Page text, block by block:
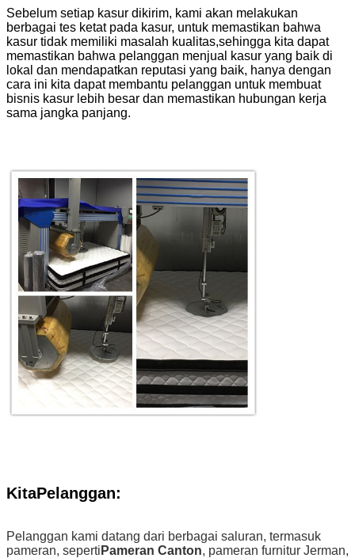
Sebelum setiap kasur dikirim, kami akan melakukan
berbagai tes ketat pada kasur, untuk memastikan bahwa
kasur tidak memiliki masalah kualitas,sehingga kita dapat
memastikan bahwa pelanggan menjual kasur yang baik di
lokal dan mendapatkan reputasi yang baik, hanya dengan
cara ini kita dapat membantu pelanggan untuk membuat
bisnis kasur lebih besar dan memastikan hubungan kerja
sama jangka panjang.
KitaPelanggan:
Pelanggan kami datang dari berbagai saluran, termasuk
pameran, seperti Pameran Canton, pameran furnitur Jerman,